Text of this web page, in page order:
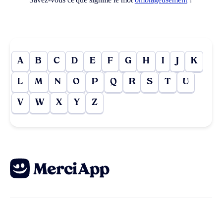
A B C D E F G H I J K
L M N O P Q R S T U
V W X Y Z